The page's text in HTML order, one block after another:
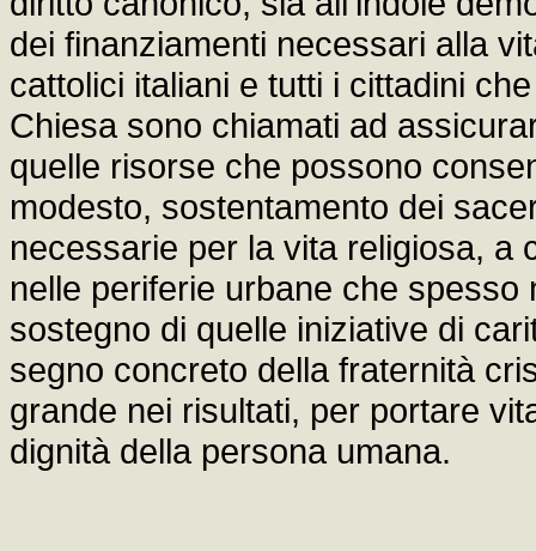
dei finanziamenti necessari alla
cattolici italiani e tutti i cittadini
Chiesa sono chiamati ad
quelle risorse che possono
modesto, sostentamento dei
necessarie per la vita religiosa, a
nelle periferie urbane che
sostegno di quelle iniziative di
segno concreto della fraternità
grande nei risultati, per portare
dignità della persona umana.